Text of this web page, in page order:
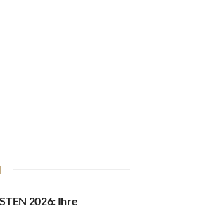
2026: Ihre